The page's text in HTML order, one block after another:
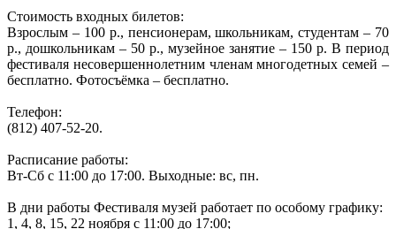
Стоимость входных билетов:
Взрослым – 100 р., пенсионерам, школьникам, студентам – 70
р., дошкольникам – 50 р., музейное занятие – 150 р. В период
фестиваля несовершеннолетним членам многодетных семей –
бесплатно. Фотосъёмка – бесплатно.
Телефон:
(812) 407-52-20.
Расписание работы:
Вт-Сб с 11:00 до 17:00. Выходные: вс, пн.
В дни работы Фестиваля музей работает по особому графику:
1, 4, 8, 15, 22 ноября с 11:00 до 17:00;